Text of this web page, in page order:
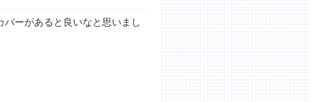
ーがあると良いなと思いまし